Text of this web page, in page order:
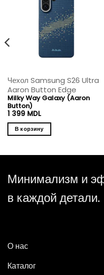
Чехол Samsung S26 Ultra
Aaron Button Edge
Milky Way Galaxy (Aaron
Button)
1 399 MDL
В корзину
Минимализм и
в каждой детали.
О нас
Каталог